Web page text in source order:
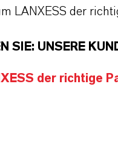
LANXESS der
SIE: UNSERE
der richtige